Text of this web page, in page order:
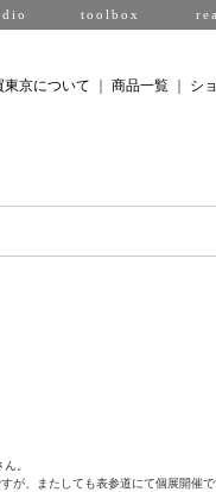
toolbox
東京について 商品一覧 シ
。
が、またしても表参道にて個展開催で